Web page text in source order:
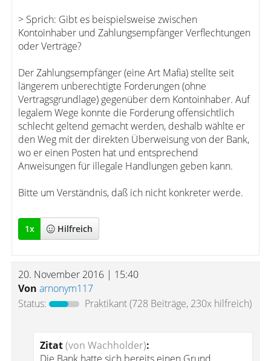
> Sprich: Gibt es beispielsweise zwischen
Kontoinhaber und Zahlungsempfänger Verflechtungen
oder Verträge?
Der Zahlungsempfänger (eine Art Mafia) stellte seit
längerem unberechtigte Forderungen (ohne
Vertragsgrundlage) gegenüber dem Kontoinhaber. Auf
legalem Wege konnte die Forderung offensichtlich
schlecht geltend gemacht werden, deshalb wählte er
den Weg mit der direkten Überweisung von der Bank,
wo er einen Posten hat und entsprechend
Anweisungen für illegale Handlungen geben kann.
Bitte um Verständnis, daß ich nicht konkreter werde.
1x Hilfreich
20. November 2016 | 15:40
Von arnonym117
Status:
Praktikant(728 Beiträge, 230x hilfreich)
Zitat(von Wachholder):